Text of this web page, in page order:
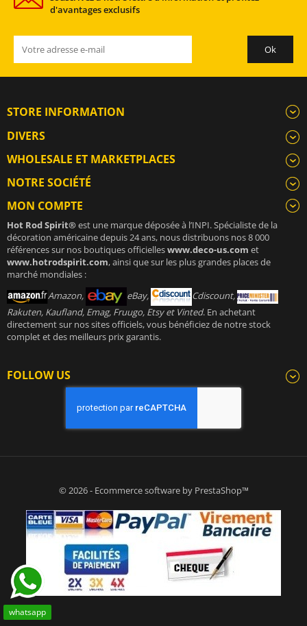
d'avantages exclusifs
STORE INFORMATION
DIVERS
WHOLESALE ET MARKETPLACES
NOTRE SOCIÉTÉ
MON COMPTE
Hot Rod Spirit®est une marque déposée à l’INPI. Spécialiste de la
décoration américaine depuis 24 ans, nous distribuons nos 8 000
références sur nos boutiques officielleswww.deco-us.com et
www.hotrodspirit.com, ainsi que sur les plus grandes places de
marché mondiales :
Amazon,
eBay,
Cdiscount,
Rakuten, Kaufland, Emag, Fruugo, Etsy et Vinted. En achetant
directement sur nos sites officiels, vous bénéficiez de notre stock
complet et des meilleurs prix garantis.
FOLLOW US
whatsapp
© 2026 - Ecommerce software by PrestaShop™